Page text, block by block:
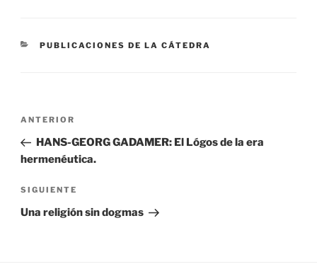
CATEGORÍAS
PUBLICACIONES DE LA CÁTEDRA
Navegación
entradas
Entrada
anterior:
ANTERIOR
HANS-GEORG GADAMER: El Lógos de la era
hermenéutica.
Siguiente
entrada
SIGUIENTE
Una religión sin dogmas